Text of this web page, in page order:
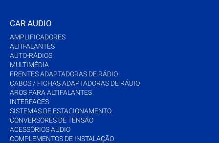
CAR AUDIO
AMPLIFICADORES
ALTIFALANTES
AUTO-RÁDIOS
MULTIMÉDIA
FRENTES ADAPTADORAS DE RÁDIO
CABOS / FICHAS ADAPTADORAS DE RÁDIO
AROS PARA ALTIFALANTES
INTERFACES
SISTEMAS DE ESTACIONAMENTO
CONVERSORES DE TENSÃO
ACESSÓRIOS AUDIO
COMPLEMENTOS DE INSTALAÇÃO